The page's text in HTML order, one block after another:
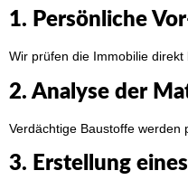
1. Persönliche
Wir prüfen die Immobilie
2. Analyse der
Verdächtige Baustoffe werden
3. Erstellung